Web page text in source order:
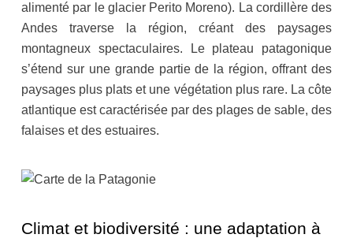
alimenté par le glacier Perito Moreno). La cordillère des
Andes traverse la région, créant des paysages
montagneux spectaculaires. Le plateau patagonique
s’étend sur une grande partie de la région, offrant des
paysages plus plats et une végétation plus rare. La côte
atlantique est caractérisée par des plages de sable, des
falaises et des estuaires.
Climat et biodiversité : une adaptation à